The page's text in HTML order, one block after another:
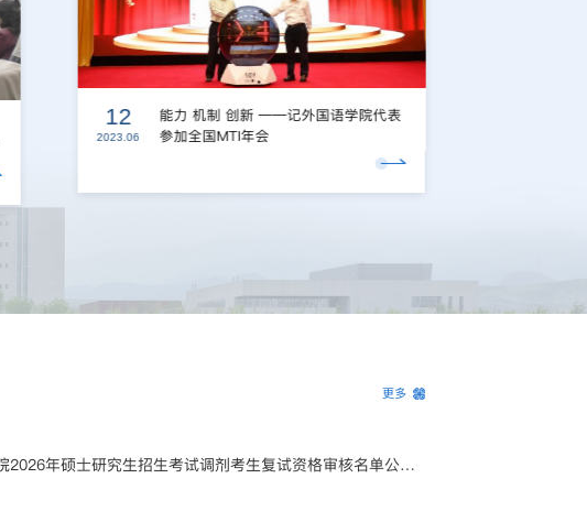
12
2023.06
能力 机制 创新 ——记外国语学院代表
参加全国MTI年会
更多
新疆大学外国语学院2026年硕士研究生招生考试调剂考生复试资格审核名单公示五